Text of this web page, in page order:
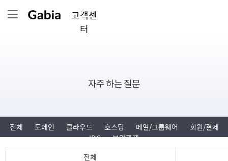
고객센
터
자주 하는 질문
전체 도메인 클라우드 호스팅 메일/그룹웨어
회원/결제
IDC
보안관제
전체